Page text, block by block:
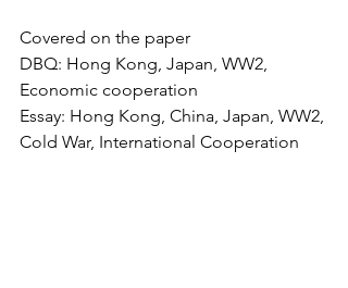
Covered on the paper
DBQ: Hong Kong, Japan, WW2,
Economic cooperation
Essay: Hong Kong, China, Japan, WW2,
Cold War, International Cooperation